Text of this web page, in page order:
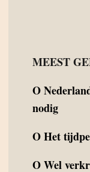
MEEST
O
nodig
OHet
OWel